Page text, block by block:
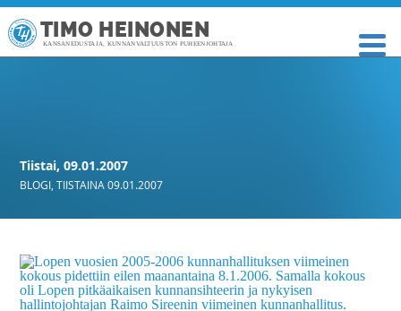
TIMO HEINONEN
KANSANEDUSTAJA, KUNNANVALTUUSTON PUHEENJOHTAJA
Tiistai, 09.01.2007
BLOGI ,TIISTAINA 09.01.2007